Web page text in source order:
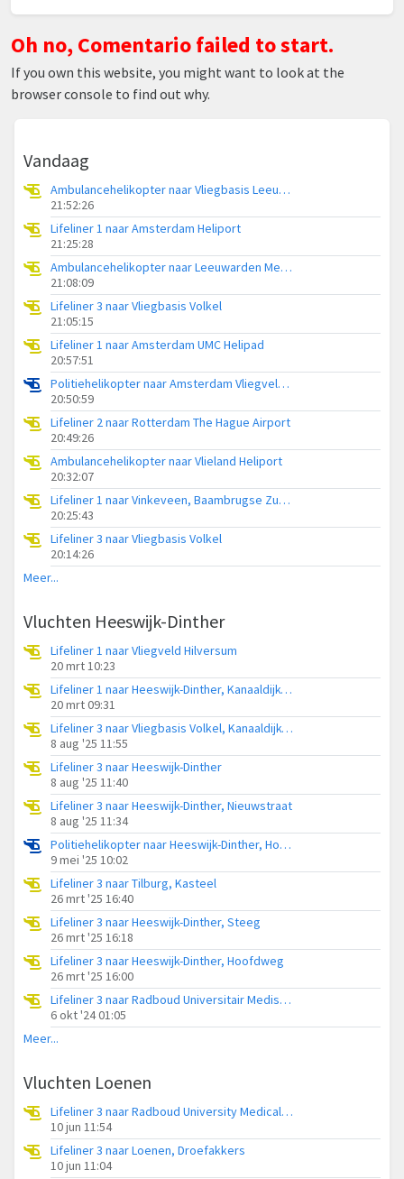
Oh no, Comentario failed to start.
If you own this website, you might want to look at the
browser console to find out why.
Vandaag
Ambulancehelikopter naar Vliegbasis Leeuwarden
21:52:26
Lifeliner 1 naar Amsterdam Heliport
21:25:28
Ambulancehelikopter naar Leeuwarden Medical Center Heliport
21:08:09
Lifeliner 3 naar Vliegbasis Volkel
21:05:15
Lifeliner 1 naar Amsterdam UMC Helipad
20:57:51
Politiehelikopter naar Amsterdam Vliegveld Schiphol
20:50:59
Lifeliner 2 naar Rotterdam The Hague Airport
20:49:26
Ambulancehelikopter naar Vlieland Heliport
20:32:07
Lifeliner 1 naar Vinkeveen, Baambrugse Zuwe
20:25:43
Lifeliner 3 naar Vliegbasis Volkel
20:14:26
Meer...
Vluchten Heeswijk-Dinther
Lifeliner 1 naar Vliegveld Hilversum
20 mrt 10:23
Lifeliner 1 naar Heeswijk-Dinther, Kanaaldijk-Noord
20 mrt 09:31
Lifeliner 3 naar Vliegbasis Volkel, Kanaaldijk-Noord
8 aug '25 11:55
Lifeliner 3 naar Heeswijk-Dinther
8 aug '25 11:40
Lifeliner 3 naar Heeswijk-Dinther, Nieuwstraat
8 aug '25 11:34
Politiehelikopter naar Heeswijk-Dinther, Houtvennen
9 mei '25 10:02
Lifeliner 3 naar Tilburg, Kasteel
26 mrt '25 16:40
Lifeliner 3 naar Heeswijk-Dinther, Steeg
26 mrt '25 16:18
Lifeliner 3 naar Heeswijk-Dinther, Hoofdweg
26 mrt '25 16:00
Lifeliner 3 naar Radboud Universitair Medisch Centrum, Heikantsedijk
6 okt '24 01:05
Meer...
Vluchten Loenen
Lifeliner 3 naar Radboud University Medical Center Heliport
10 jun 11:54
Lifeliner 3 naar Loenen, Droefakkers
10 jun 11:04